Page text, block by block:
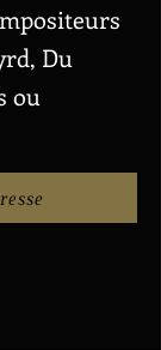
Du
ou